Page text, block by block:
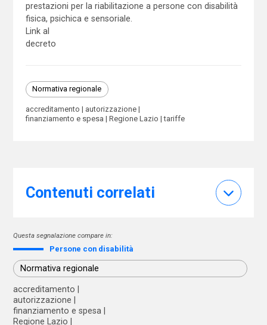
prestazioni per la riabilitazione a persone con disabilità
fisica, psichica e sensoriale.
Link al
decreto
Normativa regionale
accreditamento
autorizzazione
finanziamento e spesa
Regione Lazio tariffe
Contenuti correlati
Questa segnalazione compare in:
Persone con disabilità
Normativa regionale
accreditamento
autorizzazione
finanziamento e spesa
Regione Lazio